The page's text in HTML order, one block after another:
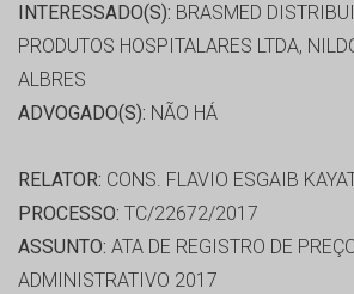
INTERESSADO(S): BRASMED
PRODUTOS HOSPITALARES LTDA,
ALBRES
ADVOGADO(S): NÃO HÁ
RELATOR: CONS. FLAVIO ESGAIB
PROCESSO: TC/22672/2017
ASSUNTO: ATA DE REGISTRO DE
ADMINISTRATIVO 2017